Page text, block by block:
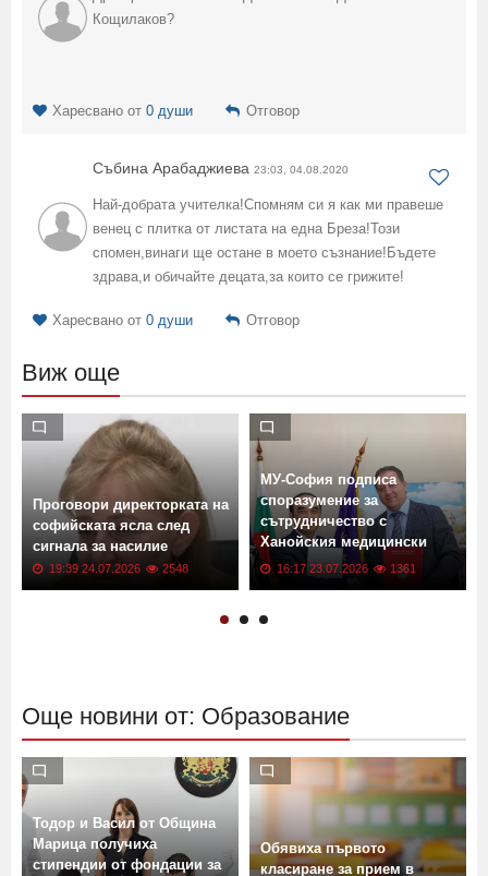
Кощилаков?
Харесвано от 0 души Отговор
Събина Арабаджиева 23:03, 04.08.2020
Най-добрата учителка!Спомням си я как ми правеше
венец с плитка от листата на една Бреза!Този
спомен,винаги ще остане в моето съзнание!Бъдете
здрава,и обичайте децата,за които се грижите!
Харесвано от 0 души Отговор
Виж още
Проговори директорката на
софийската ясла след
сигнала за насилие
19:39 24.07.2026 2548
МУ-София подписа
споразумение за
сътрудничество с
Ханойския медицински
университет
16:17 23.07.2026 1361
Още новини от: Образование
Тодор и Васил от Община
Марица получиха
стипендии от фондации за
Обявиха първото
класиране за прием в